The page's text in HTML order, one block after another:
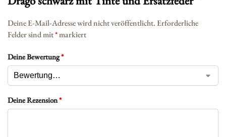
Deine E-Mail-Adresse wird nicht veröffentlicht.Erforderliche
Felder sind mit*markiert
Deine Bewertung*
Deine Rezension*